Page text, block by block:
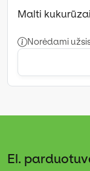
Malti kukurūzai
Norėdami
El.